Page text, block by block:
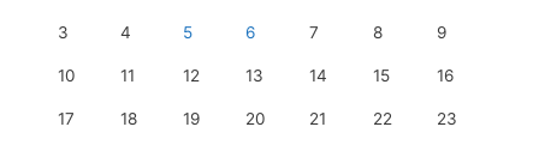
3 4 5 6 7 8 9
10 11 12 13 14 15 16
17 18 19 20 21 22 23